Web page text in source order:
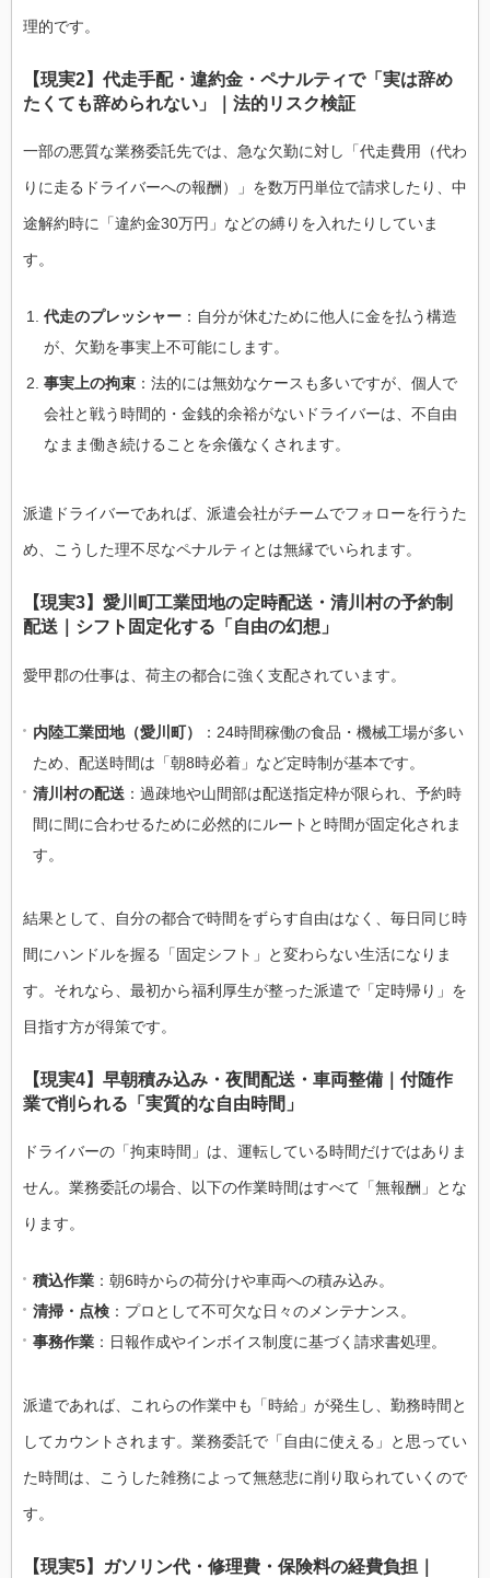
理的です。
【現実2】代走手配・違約金・ペナルティで「実は辞め
たくても辞められない」｜法的リスク検証
一部の悪質な業務委託先では、急な欠勤に対し「代走費用（代わ
りに走るドライバーへの報酬）」を数万円単位で請求したり、中
途解約時に「違約金30万円」などの縛りを入れたりしていま
す。
代走のプレッシャー ：自分が休むために他人に金を払う構造
が、欠勤を事実上不可能にします。
事実上の拘束 ：法的には無効なケースも多いですが、個人で
会社と戦う時間的・金銭的余裕がないドライバーは、不自由
なまま働き続けることを余儀なくされます。
派遣ドライバーであれば、派遣会社がチームでフォローを行うた
め、こうした理不尽なペナルティとは無縁でいられます。
【現実3】愛川町工業団地の定時配送・清川村の予約制
配送｜シフト固定化する「自由の幻想」
愛甲郡の仕事は、荷主の都合に強く支配されています。
内陸工業団地（愛川町）
：24時間稼働の食品・機械工場が多い
ため、配送時間は「朝8時必着」など定時制が基本です。
清川村の配送 ：過疎地や山間部は配送指定枠が限られ、予約時
間に間に合わせるために必然的にルートと時間が固定化されま
す。
結果として、自分の都合で時間をずらす自由はなく、毎日同じ時
間にハンドルを握る「固定シフト」と変わらない生活になりま
す。それなら、最初から福利厚生が整った派遣で「定時帰り」を
目指す方が得策です。
【現実4】早朝積み込み・夜間配送・車両整備｜付随作
業で削られる「実質的な自由時間」
ドライバーの「拘束時間」は、運転している時間だけではありま
せん。業務委託の場合、以下の作業時間はすべて「無報酬」とな
ります。
積込作業 ：朝6時からの荷分けや車両への積み込み。
清掃・点検 ：プロとして不可欠な日々のメンテナンス。
事務作業 ：日報作成やインボイス制度に基づく請求書処理。
派遣であれば、これらの作業中も「時給」が発生し、勤務時間と
してカウントされます。業務委託で「自由に使える」と思ってい
た時間は、こうした雑務によって無慈悲に削り取られていくので
す。
【現実5】ガソリン代・修理費・保険料の経費負担｜